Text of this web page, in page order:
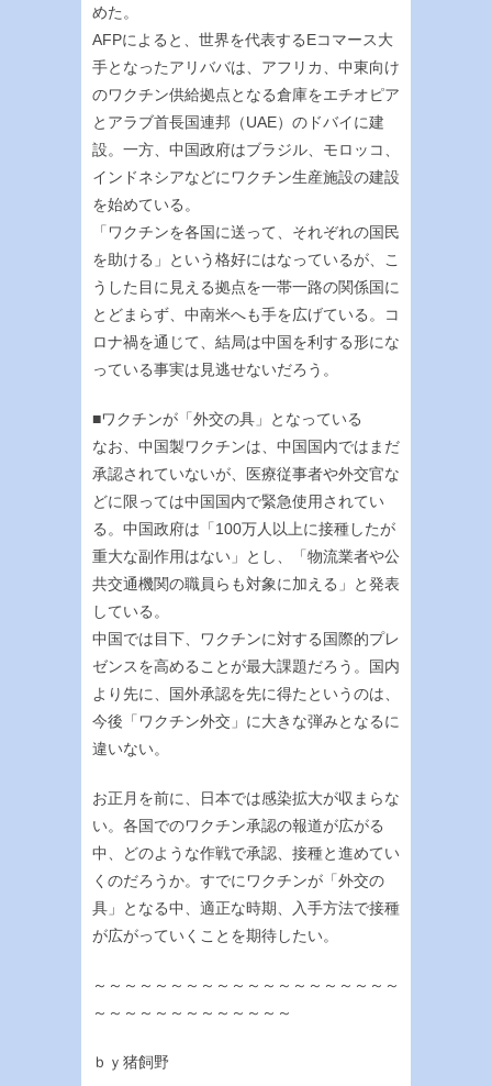
めた。
AFPによると、世界を代表するEコマース大
手となったアリババは、アフリカ、中東向け
のワクチン供給拠点となる倉庫をエチオピア
とアラブ首長国連邦（UAE）のドバイに建
設。一方、中国政府はブラジル、モロッコ、
インドネシアなどにワクチン生産施設の建設
を始めている。
「ワクチンを各国に送って、それぞれの国民
を助ける」という格好にはなっているが、こ
うした目に見える拠点を一帯一路の関係国に
とどまらず、中南米へも手を広げている。コ
ロナ禍を通じて、結局は中国を利する形にな
っている事実は見逃せないだろう。
■ワクチンが「外交の具」となっている
なお、中国製ワクチンは、中国国内ではまだ
承認されていないが、医療従事者や外交官な
どに限っては中国国内で緊急使用されてい
る。中国政府は「100万人以上に接種したが
重大な副作用はない」とし、「物流業者や公
共交通機関の職員らも対象に加える」と発表
している。
中国では目下、ワクチンに対する国際的プレ
ゼンスを高めることが最大課題だろう。国内
より先に、国外承認を先に得たというのは、
今後「ワクチン外交」に大きな弾みとなるに
違いない。
お正月を前に、日本では感染拡大が収まらな
い。各国でのワクチン承認の報道が広がる
中、どのような作戦で承認、接種と進めてい
くのだろうか。すでにワクチンが「外交の
具」となる中、適正な時期、入手方法で接種
が広がっていくことを期待したい。
～～～～～～～～～～～～～～～～～～～～
～～～～～～～～～～～～～
ｂｙ猪飼野